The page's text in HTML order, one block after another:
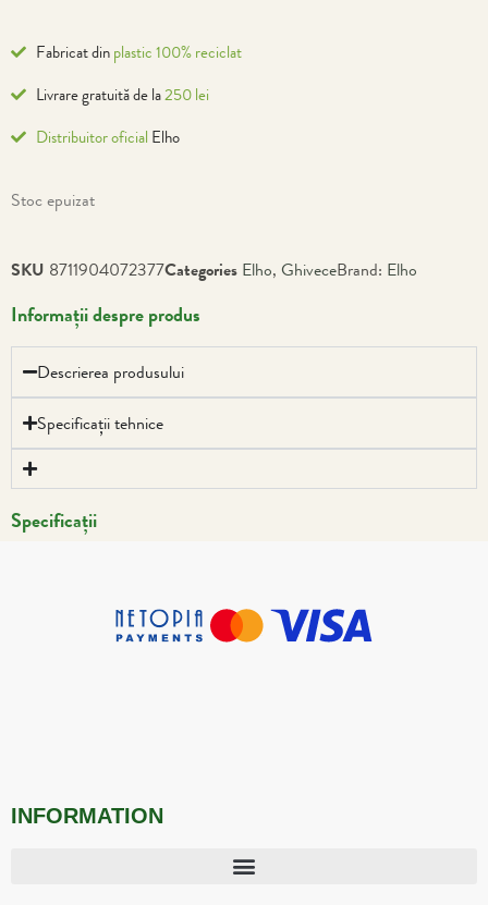
Fabricat dinplastic 100% reciclat
Livrare gratuită de la250 lei
Distribuitor oficial Elho
Stoc epuizat
SKU 8711904072377Categories Elho, GhiveceBrand: Elho
Informații despre produs
Descrierea produsului
Specificații tehnice
Specificații
INFORMATION